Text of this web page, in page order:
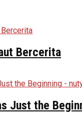
Bercerita
Just the